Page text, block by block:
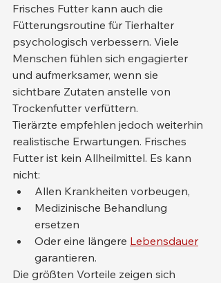
Frisches Futter kann auch die
Fütterungsroutine für Tierhalter
psychologisch verbessern. Viele
Menschen fühlen sich engagierter
und aufmerksamer, wenn sie
sichtbare Zutaten anstelle von
Trockenfutter verfüttern.
Tierärzte empfehlen jedoch weiterhin
realistische Erwartungen. Frisches
Futter ist kein Allheilmittel. Es kann
nicht:
Allen Krankheiten vorbeugen,
Medizinische Behandlung
ersetzen
Oder eine längere Lebensdauer
garantieren.
Die größten Vorteile zeigen sich